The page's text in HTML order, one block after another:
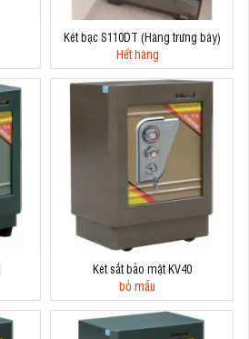
Két bạc S110DT (Hàng trưng bày)
Hết hàng
Két sắt bảo mật KV40
bỏ mẫu